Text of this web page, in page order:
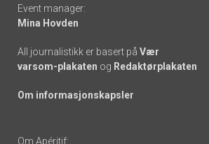
Event manager:
Mina Hovden
All journalistikk er basert på Vær
varsom-plakaten og Redaktørplakaten
Om informasjonskapsler
Om Apéritif: